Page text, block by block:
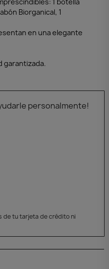
Biorganical, 1
en una elegante
garantizada.
personalmente!
de tu tarjeta de crédito ni